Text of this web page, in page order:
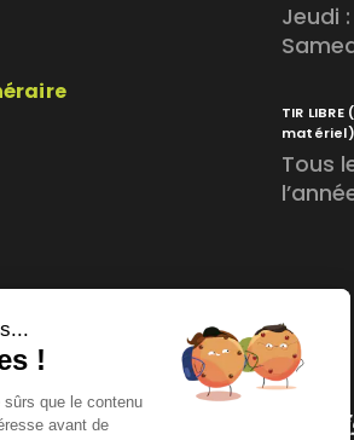
Jeudi
TIR LIBRE
matériel)
Tous
!
que le contenu
avant de